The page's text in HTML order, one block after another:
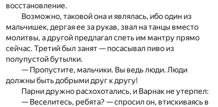
восстановление.
Возможно, таковой она и являлась, ибо один из
мальчишек, дергая ее за рукав, звал на танцы вместо
молитвы, а другой предлагал спеть им мантру прямо
сейчас. Третий был занят — посасывал пиво из
полупустой бутылки.
— Пропустите, мальчики. Вы ведь люди. Люди
должны быть добрыми друг к другу!
Парни дружно расхохотались, и Варнак не утерпел:
— Веселитесь, ребята? — спросил он, втискиваясь в